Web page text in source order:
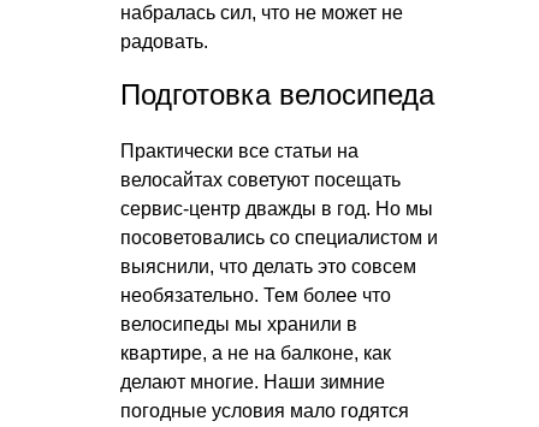
набралась сил, что не может не
радовать.
Подготовка велосипеда
Практически все статьи на
велосайтах советуют посещать
сервис-центр дважды в год. Но мы
посоветовались со специалистом и
выяснили, что делать это совсем
необязательно. Тем более что
велосипеды мы хранили в
квартире, а не на балконе, как
делают многие. Наши зимние
погодные условия мало годятся